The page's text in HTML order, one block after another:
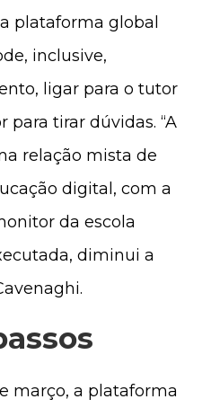
plataforma global
inclusive,
ligar para o tutor
para tirar dúvidas. “A
relação mista de
digital, com a
da escola
diminui a
março, a plataforma